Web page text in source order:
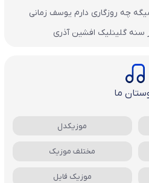
چه روزگاری دارم یوسف زمانی
سنه گلینلیک افشین آذری
ما
موزیکدل
مختلف موزیک
موزیک فایل